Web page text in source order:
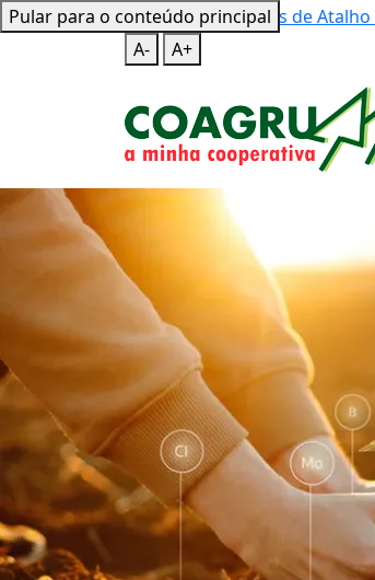
Pular para o conteúdo principal
Mapa do Site Teclas de Atalho
A-
A+